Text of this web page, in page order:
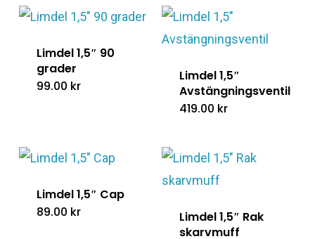
Limdel 1,5″ 90
grader
99.00 kr
Limdel 1,5″
Avstängningsventil
419.00 kr
Limdel 1,5″ Cap
89.00 kr
Limdel 1,5″ Rak
skarvmuff